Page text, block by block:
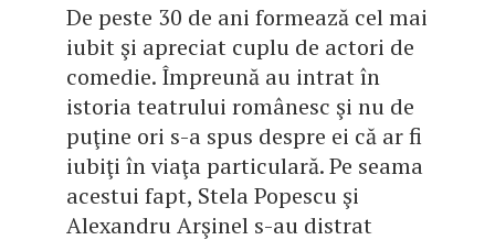
De peste 30 de ani formează cel mai
iubit şi apreciat cuplu de actori de
comedie. Împreună au intrat în
istoria teatrului românesc şi nu de
puţine ori s-a spus despre ei că ar fi
iubiţi în viaţa particulară. Pe seama
acestui fapt, Stela Popescu şi
Alexandru Arşinel s-au distrat